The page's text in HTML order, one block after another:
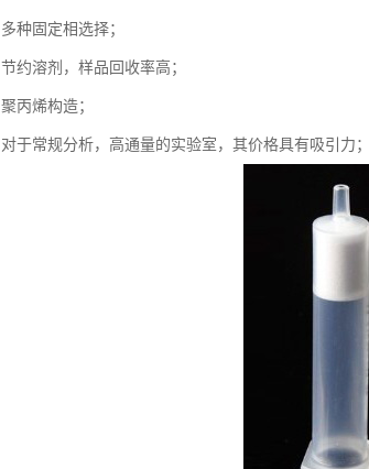
多种固定相选择；
节约溶剂，样品回收率高；
聚丙烯构造；
对于常规分析，高通量的实验室，其价格具有吸引力；